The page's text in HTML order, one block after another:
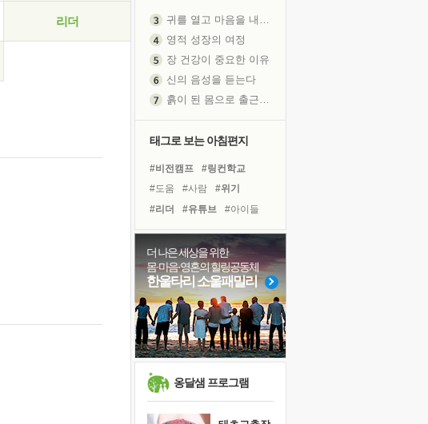
리더
귀를 열고 마음을 내어주고
영적 성장의 여정
장 건강이 중요한 이유
신의 음성을 듣는다
흙이 된 몸으로 출근하는 여자
졸업식 사진을 보며
아픈 아버지를 위한 공간 설계
극심한 변비, 어깨결림, 수면 장애
보고 싶은 어머니
유년 시절의 부산 영도 바다
못된 꼰대들
거울 속의 나
희망이란
'모른다'는 것
태그로 보는 아침편지
#비전캠프
#링컨학교
#도움
#사람
#위기
#리더
#유튜브
#아이들
#힐링
#경험
#명상
#독서캠프
#희망
#삶
#바이러스
#독서
#다짐
#선택
#계획
#건강
#친구
더 나은 세상을 위한
몸·마음·영혼의 힐링공동체
한울타리 소울패밀리
옹달샘 프로그램